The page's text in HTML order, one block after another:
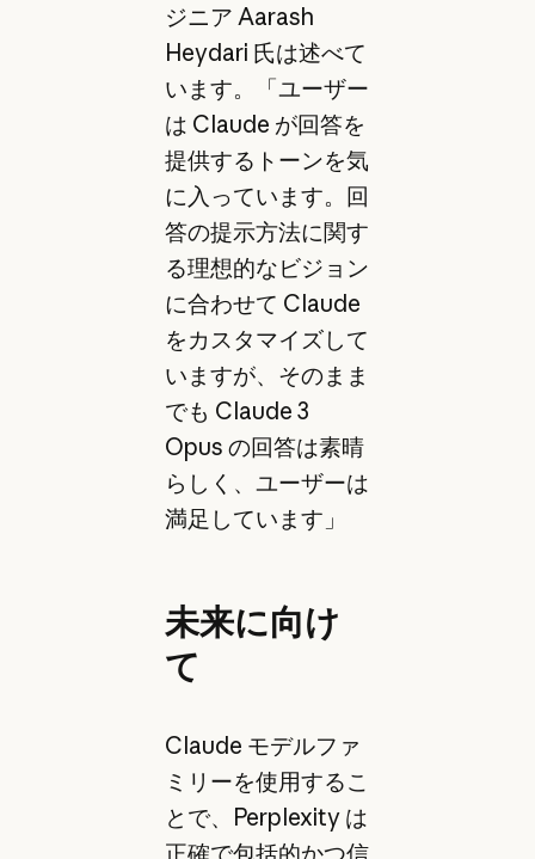
ジニア Aarash
Heydari 氏は述べて
います。「ユーザー
は Claude が回答を
提供するトーンを気
に入っています。回
答の提示方法に関す
る理想的なビジョン
に合わせて Claude
をカスタマイズして
いますが、そのまま
でも Claude 3
Opus の回答は素晴
らしく、ユーザーは
満足しています」
未来に向け
て
Claude モデルファ
ミリーを使用するこ
とで、Perplexity は
正確で包括的かつ信